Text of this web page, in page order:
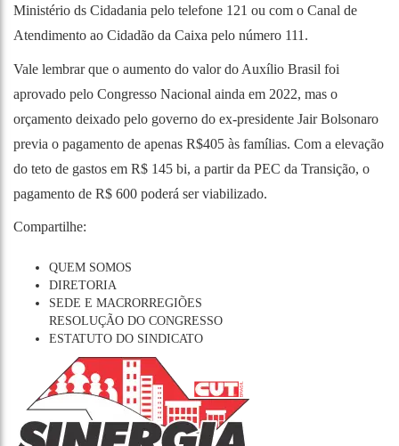
Ministério ds Cidadania pelo telefone 121 ou com o Canal de
Atendimento ao Cidadão da Caixa pelo número 111.
Vale lembrar que o aumento do valor do Auxílio Brasil foi
aprovado pelo Congresso Nacional ainda em 2022, mas o
orçamento deixado pelo governo do ex-presidente Jair Bolsonaro
previa o pagamento de apenas R$405 às famílias. Com a elevação
do teto de gastos em R$ 145 bi, a partir da PEC da Transição, o
pagamento de R$ 600 poderá ser viabilizado.
Compartilhe:
QUEM SOMOS
DIRETORIA
SEDE E MACRORREGIÕES
RESOLUÇÃO DO CONGRESSO
ESTATUTO DO SINDICATO